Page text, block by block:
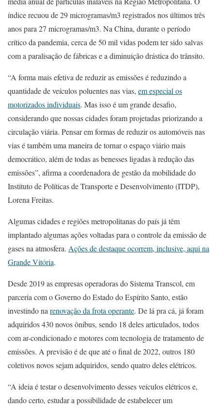
índice recuou de 29 microgramas/m3 registrados nos últimos três
anos para 27 microgramas/m3. Na China, durante o período
crítico da pandemia, cerca de 50 mil vidas podem ter sido salvas
com a paralisação de fábricas e a diminuição drástica do trânsito.
“A forma mais efetiva de reduzir as emissões é reduzindo a
quantidade de veículos poluentes nas vias, em especial os
motorizados individuais. Mas isso é um grande desafio,
considerando que nossas cidades foram projetadas priorizando a
circulação viária. Pensar em formas de reduzir os automóveis nas
vias é também uma maneira de tornar o espaço viário mais
democrático, além de todas as benesses ligadas à redução das
emissões”, afirma a coordenadora de gestão da mobilidade do
Instituto de Políticas de Transporte e Desenvolvimento (ITDP),
Lorena Freitas.
Algumas cidades e regiões metropolitanas do país já têm
implantado algumas ações voltadas para o controle da emissão de
gases na atmosfera. Ações de destaque ocorrem, inclusive, aqui na
Grande Vitória.
Desde 2019 as empresas operadoras do Sistema Transcol, em
parceria com o Governo do Estado do Espírito Santo, estão
investindo na renovação da frota operante. De lá pra cá, já foram
adquiridos 430 novos ônibus, sendo 18 deles articulados, todos
com ar-condicionado e motores com tecnologia de tratamento de
emissões. A previsão é de que até o final de 2022, outros 180
coletivos novos sejam adquiridos, sendo quatro deles elétricos.
“A ideia é testar o desenvolvimento desses veículos elétricos e,
dando certo, estudar a possibilidade de estabelecer um